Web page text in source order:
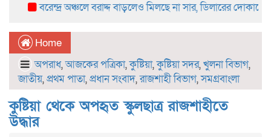
বরেন্দ্র অঞ্চলে বরাদ্দ বাড়লেও মিলছে না সার, ডিলারের দোকানে
Home
অপরাধ,আজকের পত্রিকা,কুষ্টিয়া,কুষ্টিয়া সদর,খুলনা বিভাগ,
জাতীয়,প্রথম পাতা,প্রধান সংবাদ,রাজশাহী বিভাগ,সমগ্রবাংলা
কুষ্টিয়া থেকে অপহৃত স্কুলছাত্র রাজশাহীতে
উদ্ধার